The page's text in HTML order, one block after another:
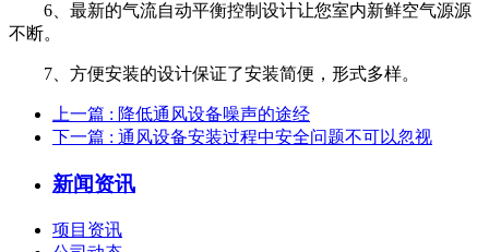
6、最新的气流自动平衡控制设计让您室内新鲜空气源源
不断。
7、方便安装的设计保证了安装简便，形式多样。
上一篇 : 降低通风设备噪声的途经
下一篇 : 通风设备安装过程中安全问题不可以忽视
新闻资讯
项目资讯